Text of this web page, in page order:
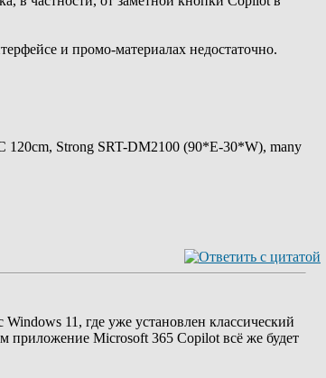
и промо-материалах недостаточно.
Strong SRT-DM2100 (90*E-30*W), many
11, где уже установлен классический
приложение Microsoft 365 Copilot всё же будет